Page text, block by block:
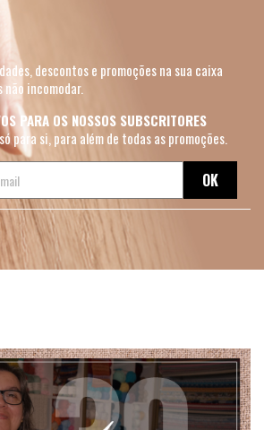
descontos e promoções na sua caixa
incomodar.
PARA OS NOSSOS SUBSCRITORES
para si, para além de todas as promoções.